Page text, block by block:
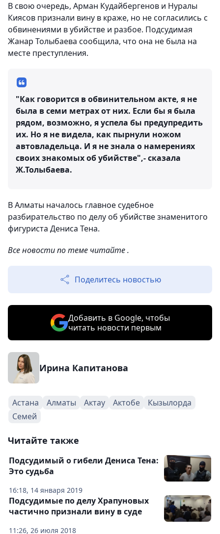
В свою очередь, Арман Кудайбергенов и Нуралы
Киясов признали вину в краже, но не согласились с
обвинениями в убийстве и разбое. Подсудимая
Жанар Толыбаева сообщила, что она не была на
месте преступления.
"Как говорится в обвинительном акте, я не
была в семи метрах от них. Если бы я была
рядом, возможно, я успела бы предупредить
их. Но я не видела, как пырнули ножом
автовладельца. И я не знала о намерениях
своих знакомых об убийстве",- сказала
Ж.Толыбаева.
В Алматы началось главное судебное
разбирательство по делу об убийстве знаменитого
фигуриста Дениса Тена.
Все новости по теме читайте .
Поделитесь новостью
Добавить в Google, чтобы
читать новости первым
Ирина Капитанова
Астана Алматы Актау Актобе
Кызылорда
Семей
Читайте также
16:18, 14 января 2019
Подсудимый о гибели Дениса Тена:
Это судьба
11:26, 26 июля 2018
Подсудимые по делу Храпуновых
частично признали вину в суде